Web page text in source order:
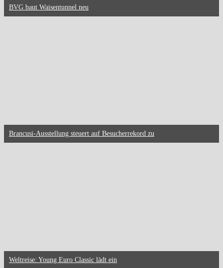
BVG baut Waisentunnel neu
Brancusi-Ausstellung steuert auf Besucherrekord zu
Weltreise: Young Euro Classic lädt ein